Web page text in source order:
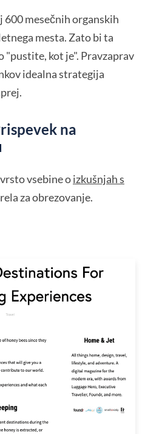
600 mesečnih organskih
mesta. Zato bi ta
"pustite, kot je". Pravzaprav
idealna strategija
na
vsebine oizkušnjah s
za obrezovanje.